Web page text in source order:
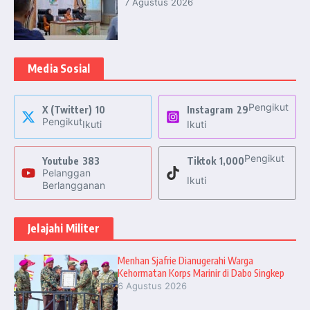
Media Sosial
X (Twitter) 10
PengikutIkuti
Instagram 29Pengikut
Ikuti
Youtube 383
Pelanggan
Berlangganan
Tiktok 1,000Pengikut
Ikuti
Jelajahi Militer
Menhan Sjafrie Dianugerahi Warga
Kehormatan Korps Marinir di Dabo Singkep
6 Agustus 2026